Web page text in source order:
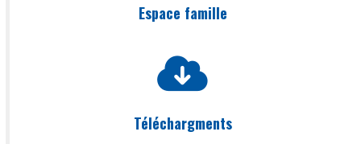
Espace famille
Téléchargments